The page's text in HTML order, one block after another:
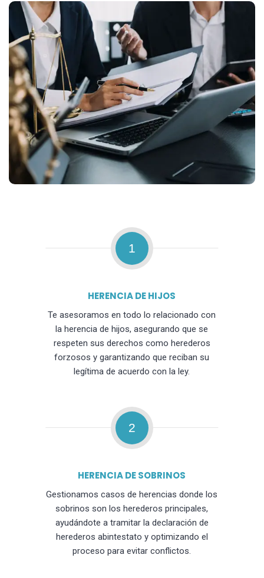
1
HERENCIA DE HIJOS
Te asesoramos en todo lo relacionado con
la herencia de hijos, asegurando que se
respeten sus derechos como herederos
forzosos y garantizando que reciban su
legítima de acuerdo con la ley.
2
HERENCIA DE SOBRINOS
Gestionamos casos de herencias donde los
sobrinos son los herederos principales,
ayudándote a tramitar la declaración de
herederos abintestato y optimizando el
proceso para evitar conflictos.